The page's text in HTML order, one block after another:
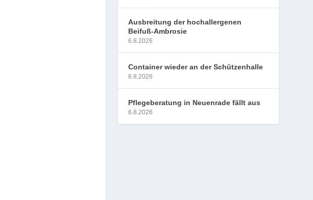
Ausbreitung der hochallergenen
Beifuß-Ambrosie
6.8.2026
Container wieder an der Schützenhalle
6.8.2026
Pflegeberatung in Neuenrade fällt aus
6.8.2026